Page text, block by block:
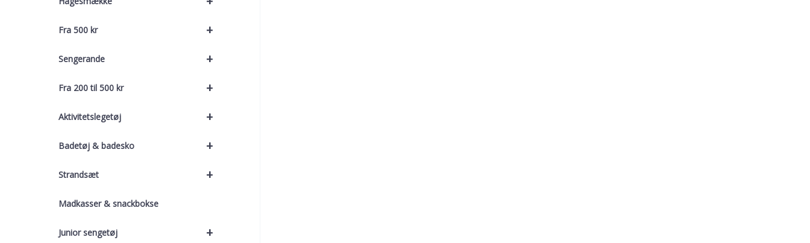
+
Fra 500 kr
+
Sengerande
+
Fra 200 til 500 kr
+
Aktivitetslegetøj
+
Badetøj & badesko
+
Strandsæt
Madkasser & snackbokse
+
Junior sengetøj